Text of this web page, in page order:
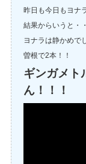
昨日も今日もヨナ
結果からいうと・
ヨナラは静かめで
曽根で2本！！
ギンガメ
ん！！！